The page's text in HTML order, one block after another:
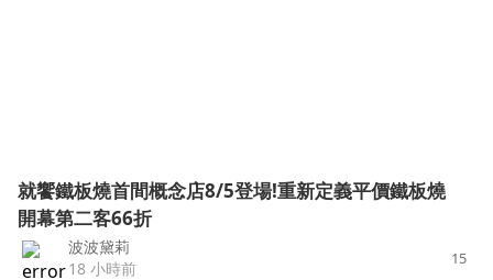
就饗鐵板燒首間概念店8/5登場!重新定義平價鐵板燒
開幕第二客66折
波波黛莉
18 小時前
15